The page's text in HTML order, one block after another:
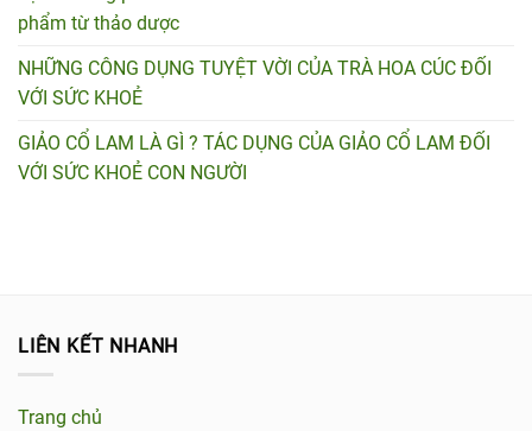
phẩm từ thảo dược
NHỮNG CÔNG DỤNG TUYỆT VỜI CỦA TRÀ HOA CÚC ĐỐI
VỚI SỨC KHOẺ
GIẢO CỔ LAM LÀ GÌ ? TÁC DỤNG CỦA GIẢO CỔ LAM ĐỐI
VỚI SỨC KHOẺ CON NGƯỜI
LIÊN KẾT NHANH
Trang chủ